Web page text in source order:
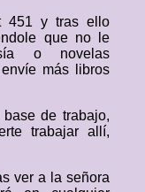
451 y tras ello
que no le
o novelas
más libros
de trabajo,
trabajar allí,
ver a la señora